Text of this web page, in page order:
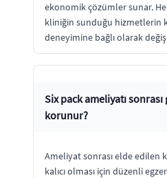
ekonomik çözümler sunar.
kliniğin sunduğu hizmetlerin
deneyimine bağlı olarak
Six pack ameliyatı
korunur?
Ameliyat sonrası elde edilen
kalıcı olması için düzenli